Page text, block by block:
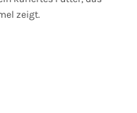
zeigt.